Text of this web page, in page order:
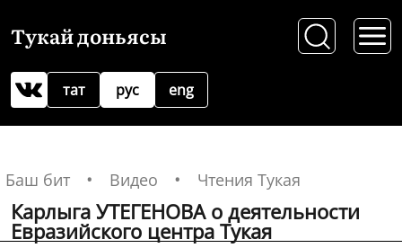
Тукай доньясы
рус
тат eng
Баш бит Видео Чтения Тукая
Карлыга УТЕГЕНОВА о деятельности
Евразийского центра Тукая